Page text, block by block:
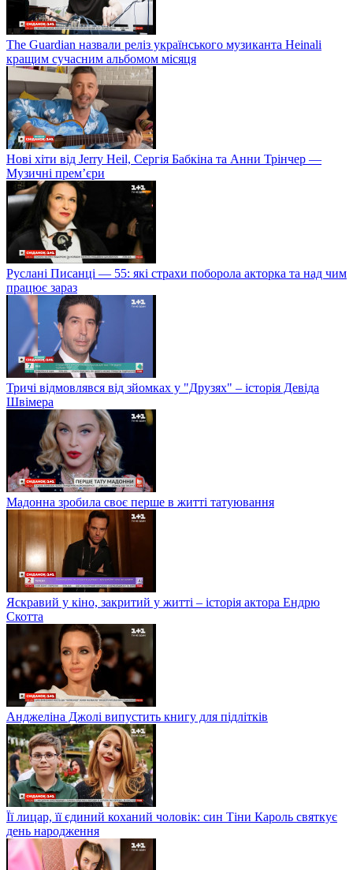
The Guardian назвали реліз українського музиканта Heinali
кращим сучасним альбомом місяця
Нові хіти від Jerry Heil, Сергія Бабкіна та Анни Трінчер —
Музичні прем’єри
Руслані Писанці — 55: які страхи поборола акторка та над чим
працює зараз
Тричі відмовлявся від зйомках у "Друзях" – історія Девіда
Швімера
Мадонна зробила своє перше в житті татуювання
Яскравий у кіно, закритий у житті – історія актора Ендрю
Скотта
Анджеліна Джолі випустить книгу для підлітків
Її лицар, її єдиний коханий чоловік: син Тіни Кароль святкує
день народження